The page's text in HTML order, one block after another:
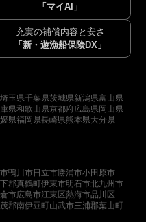
「マイAI」
充実の補償内容と安さ
「新・遊漁船保険DX」
埼玉県千葉県茨城県新潟県富山県
県和歌山県京都府広島県岡山県
県福岡県長崎県熊本県大分県
鴨川市日立市勝浦市小田原市
郡真鶴町伊東市明石市北九州市
市広島市江東区熱海市品川区
郡南伊豆町山武市三浦郡葉山町